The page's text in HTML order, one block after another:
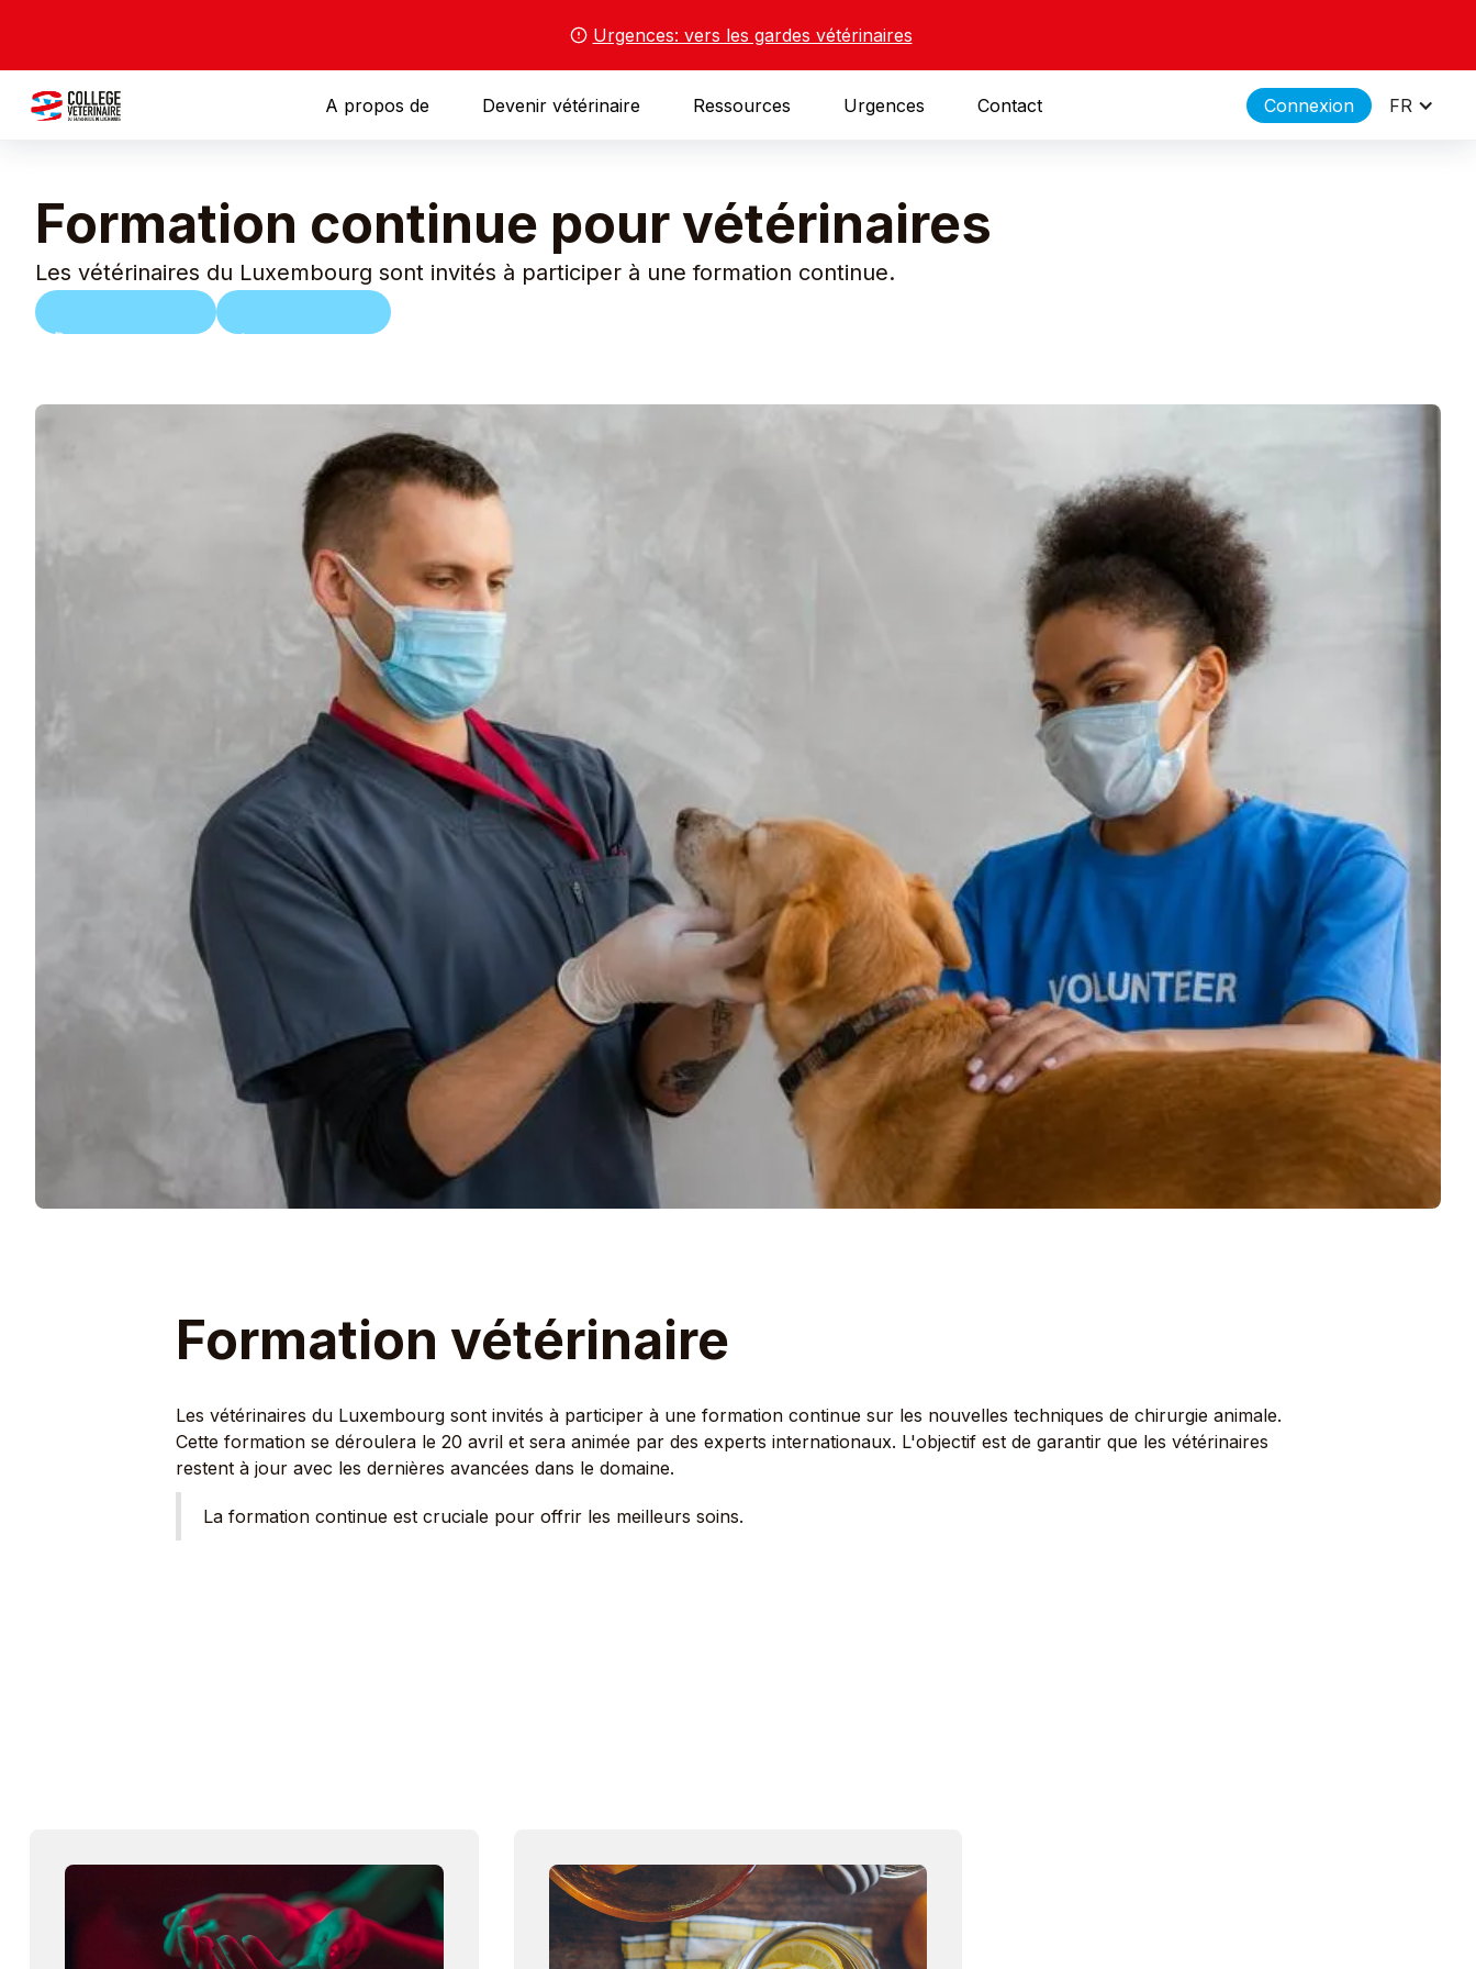
Urgences: vers les gardes vétérinaires
A propos de Devenir vétérinaire Ressources Urgences Contact Connexion FR
Formation continue pour vétérinaires
Les vétérinaires du Luxembourg sont invités à participer à une formation continue.
Dr. Claire Lefevre January 8, 2026
Formation vétérinaire
Les vétérinaires du Luxembourg sont invités à participer à une formation continue sur les nouvelles techniques de chirurgie animale.
Cette formation se déroulera le 20 avril et sera animée par des experts internationaux. L'objectif est de garantir que les vétérinaires
restent à jour avec les dernières avancées dans le domaine.
La formation continue est cruciale pour offrir les meilleurs soins.